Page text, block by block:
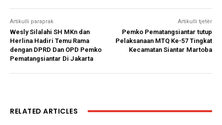
Artikulli paraprak
Wesly Silalahi SH MKn dan
Herlina Hadiri Temu Rama
dengan DPRD Dan OPD Pemko
Pematangsiantar Di Jakarta
Artikulli tjetër
Pemko Pematangsiantar tutup
Pelaksanaan MTQ Ke-57 Tingkat
Kecamatan Siantar Martoba
RELATED ARTICLES